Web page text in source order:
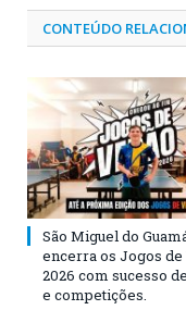
CONTEÚDO
São Miguel do
encerra os Jogos de
2026 com sucesso
e competições.